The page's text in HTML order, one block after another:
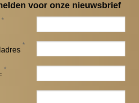
voor onze nieuwsbrief
*
*
*